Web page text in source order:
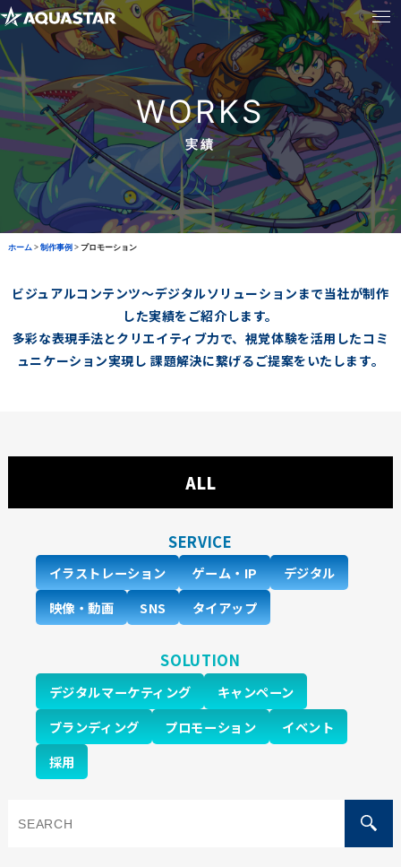
WORKS
実績
ホーム> 制作事例 > プロモーション
ビジュアルコンテンツ～デジタルソリューションまで当社が制作
した実績をご紹介します。
多彩な表現手法とクリエイティブ力で、視覚体験を活用したコミ
ュニケーション実現し 課題解決に繋げるご提案をいたします。
ALL
SERVICE
イラストレーション ゲーム・IP
デジタル
映像・動画
SNS タイアップ
SOLUTION
デジタルマーケティング
キャンペーン
ブランディング
プロモーション
イベント
採用